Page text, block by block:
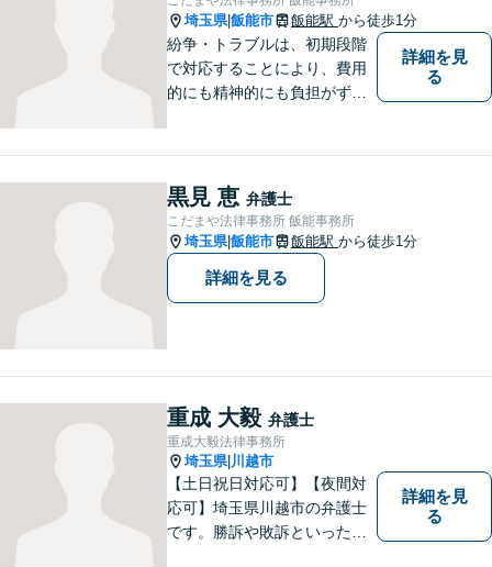
正確に伝えます。お気軽にご
相談ください。
埼玉県|飯能市 飯能駅 から徒歩1分
紛争・トラブルは、初期段階
で対応することにより、費用
的にも精神的にも負担がずっ
ひ一度ご相談ください。
詳細を見
る
黒見 恵 弁護士
こだまや法律事務所 飯能事務所
埼玉県|飯能市 飯能駅 から徒歩1分
詳細を見る
重成 大毅 弁護士
重成大毅法律事務所
埼玉県| 川越市
【土日祝日対応可】【夜間対
応可】埼玉県川越市の弁護士
です。勝訴や敗訴といった結
詳細を見
る